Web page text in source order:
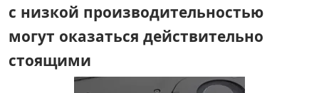
с низкой производительностью
могут оказаться действительно
стоящими